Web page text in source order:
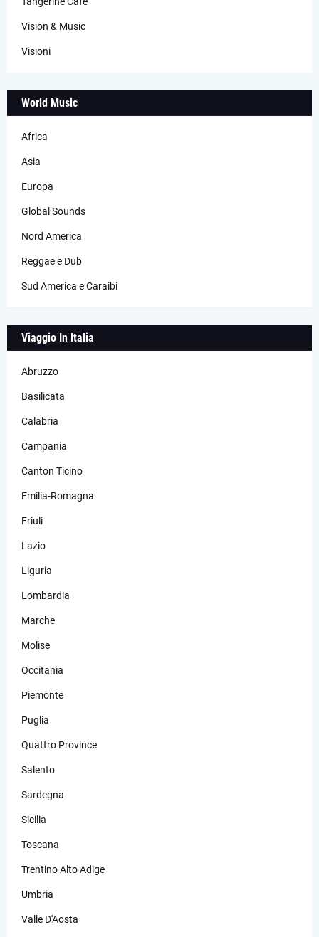
Vision & Music
Visioni
World Music
Africa
Asia
Europa
Global Sounds
Nord America
Reggae e Dub
Sud America e Caraibi
Viaggio In Italia
Abruzzo
Basilicata
Calabria
Campania
Canton Ticino
Emilia-Romagna
Friuli
Lazio
Liguria
Lombardia
Marche
Molise
Occitania
Piemonte
Puglia
Quattro Province
Salento
Sardegna
Sicilia
Toscana
Trentino Alto Adige
Umbria
Valle D'Aosta